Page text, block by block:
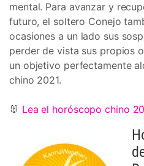
mental. Para avanzar y
futuro, el soltero Conejo
ocasiones a un lado sus
perder de vista sus propios
un objetivo perfectamente
chino 2021.
🐰 Lea el horóscopo chino